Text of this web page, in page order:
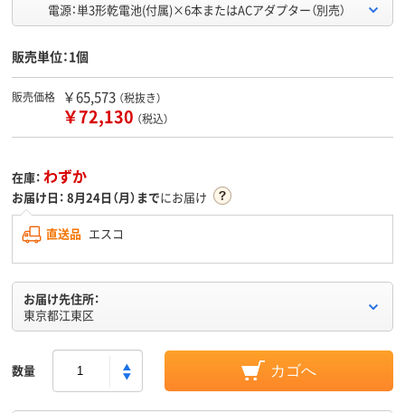
電源：単3形乾電池(付属)×6本またはACアダプター（別売）
販売単位：1個
販売価格 ￥65,573 （税抜き）
￥72,130 （税込）
在庫： わずか
お届け日： 8月24日（月）までにお届け
直送品 エスコ
お届け先住所：
東京都江東区
数量 カゴへ